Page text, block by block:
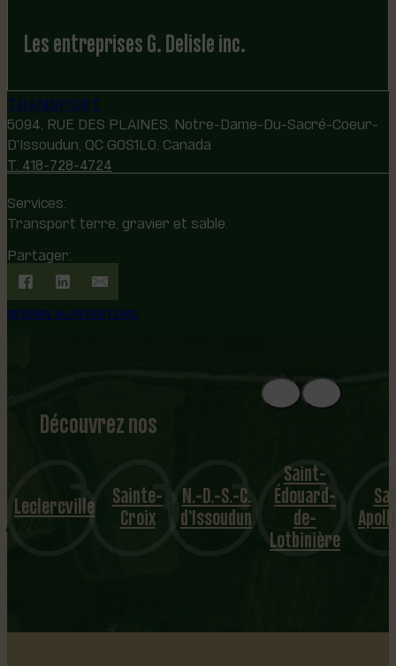
Les entreprises G. Delisle inc.
TRANSPORT
5094, RUE DES PLAINES, Notre-Dame-Du-Sacré-Coeur-
D'Issoudun, QC G0S1L0, Canada
T. 418-728-4724
Services:
Transport terre, gravier et sable.
Partager:
REVENIR AU RÉPERTOIRE
Découvrez nos
1
8
mu
nicipalités
Leclercville Sainte-
Croix
N.-D.-S.-C.
d’Issoudun
Saint-
Édouard-
de-
Lotbinière